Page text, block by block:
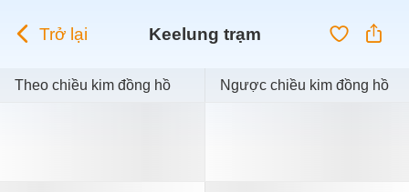
Trở lại Keelung trạm
Theo chiều kim đồng hồ Ngược chiều kim đồng hồ